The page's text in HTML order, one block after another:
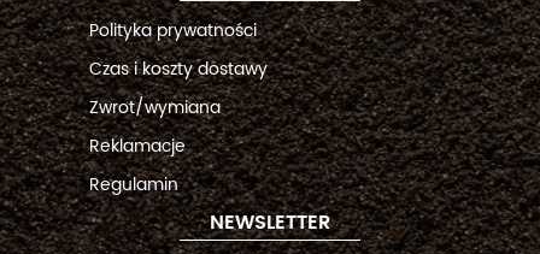
Polityka prywatności
Czas i koszty dostawy
Zwrot/wymiana
Reklamacje
Regulamin
NEWSLETTER